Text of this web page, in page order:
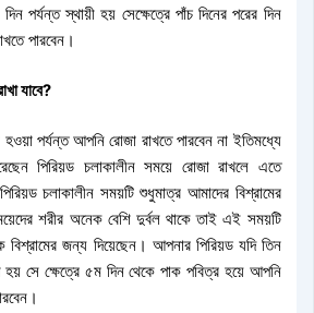
পর্যন্ত স্থায়ী হয় সেক্ষেত্রে পাঁচ দিনের পরের দিন
পারবেন।
যাবে?
হওয়া পর্যন্ত আপনি রোজা রাখতে পারবেন না ইতিমধ্যে
পিরিয়ড চলাকালীন সময়ে রোজা রাখলে এতে
চলাকালীন সময়টি শুধুমাত্র আমাদের বিশ্রামের
শরীর অনেক বেশি দুর্বল থাকে তাই এই সময়টি
জন্য দিয়েছেন। আপনার পিরিয়ড যদি তিন
হয় সে ক্ষেত্রে ৫ম দিন থেকে পাক পবিত্র হয়ে আপনি